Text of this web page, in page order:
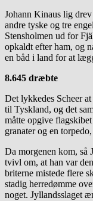
Johann Kinaus lig
andre tyske og tre
Stensholmen ud for
opkaldt efter ham, og
en båd i land for at
8.645 dræbte
Det lykkedes Scheer
til Tyskland, og det
måtte opgive flagskibet
granater og en
Da morgenen kom, så
tvivl om, at han var
briterne mistede flere
stadig herredømme
noget. Jyllandsslaget